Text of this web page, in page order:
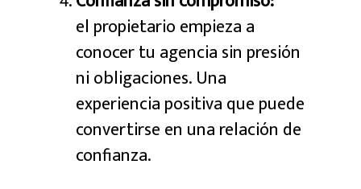
el propietario empieza a
conocer tu agencia sin presión
ni obligaciones. Una
experiencia positiva que puede
convertirse en una relación de
confianza.